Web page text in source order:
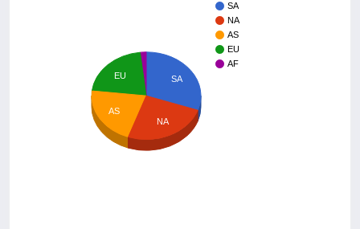
SA
NA
AS
EU
AF
SA
EU
AS
NA